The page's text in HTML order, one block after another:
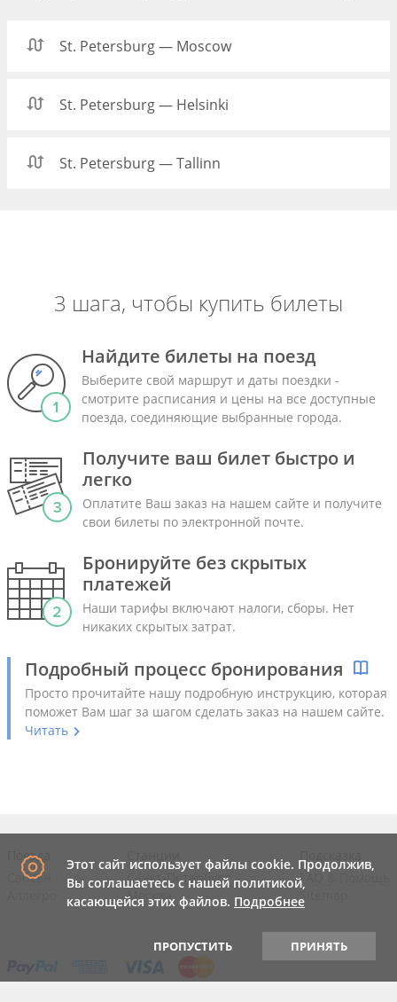
St. Petersburg — Moscow
St. Petersburg — Helsinki
St. Petersburg — Tallinn
3 шага, чтобы купить билеты
Найдите билеты на поезд
Выберите свой маршрут и даты поездки -
смотрите расписания и цены на все доступные
поезда, соединяющие выбранные города.
Получите ваш билет быстро и
легко
Оплатите Ваш заказ на нашем сайте и получите
свои билеты по электронной почте.
Бронируйте без скрытых
платежей
Наши тарифы включают налоги, сборы. Нет
никаких скрытых затрат.
Подробный процесс бронирования
Просто прочитайте нашу подробную инструкцию, которая
поможет Вам шаг за шагом сделать заказ на нашем сайте.
Читать
Поезда
Сапсан
Санкт-Петербург
Москва
FAQ &
Sitemap
Этот сайт использует файлы cookie. Продолжив,
Вы соглашаетесь с нашей политикой,
касающейся этих файлов. Подробнее
ПРОПУСТИТЬ ПРИНЯТЬ